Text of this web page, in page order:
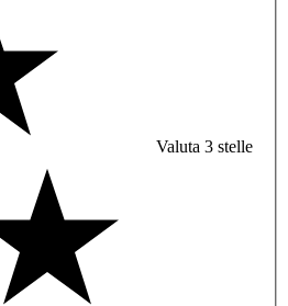
Valuta 3 stelle